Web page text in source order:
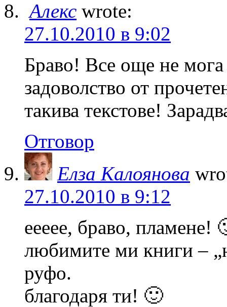
Алекс wrote:
27.10.2010 в 9:02
Браво! Все още не мога
задоволство от
такива текстове!
Отговор
Елза Калоянова
27.10.2010 в 9:12
еееее, браво, пламене!
любимите ми книги –
руфо.
благодаря ти! 🙂